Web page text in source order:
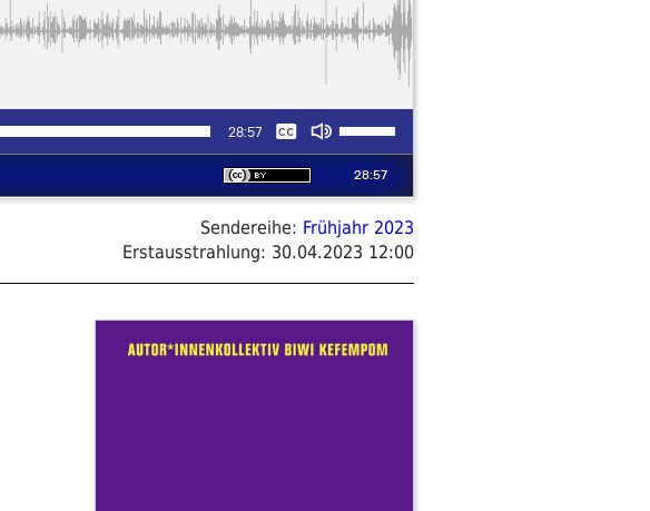
Sendereihe: Frühjahr 2023
Erstausstrahlung: 30.04.2023 12:00